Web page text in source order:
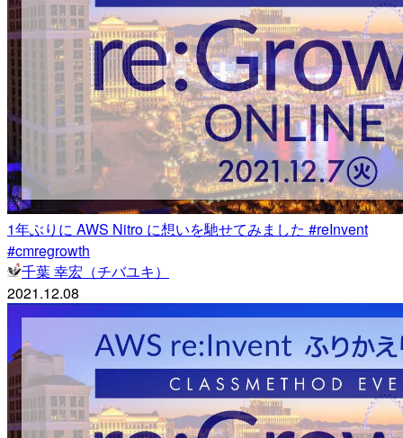
1年ぶりに AWS Nitro に想いを馳せてみました #reInvent
#cmregrowth
千葉 幸宏（チバユキ）
2021.12.08